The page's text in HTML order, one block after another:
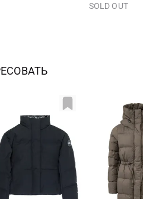
SOLD OUT